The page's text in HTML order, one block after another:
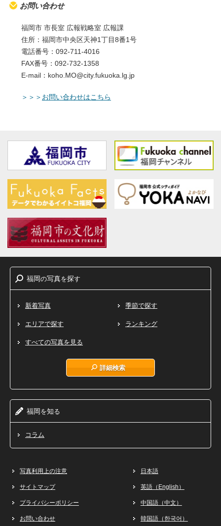
お問い合わせ
福岡市 市長室 広報戦略室 広報課
住所： 福岡市中央区天神1丁目8番1号
電話番号： 092-711-4016
FAX番号： 092-732-1358
E-mail： koho.MO@city.fukuoka.lg.jp
＞＞＞ お問い合わせはこちら
福岡の写真を探す
新着写真 季節で探す
エリアで探す ランキング
すべての写真を見る
詳細検索
福岡を知る
コラム
写真利用上の注意
サイトマップ
プライバシーポリシー
お問い合わせ
日本語
英語（English）
中国語（中文）
韓国語（한국어）